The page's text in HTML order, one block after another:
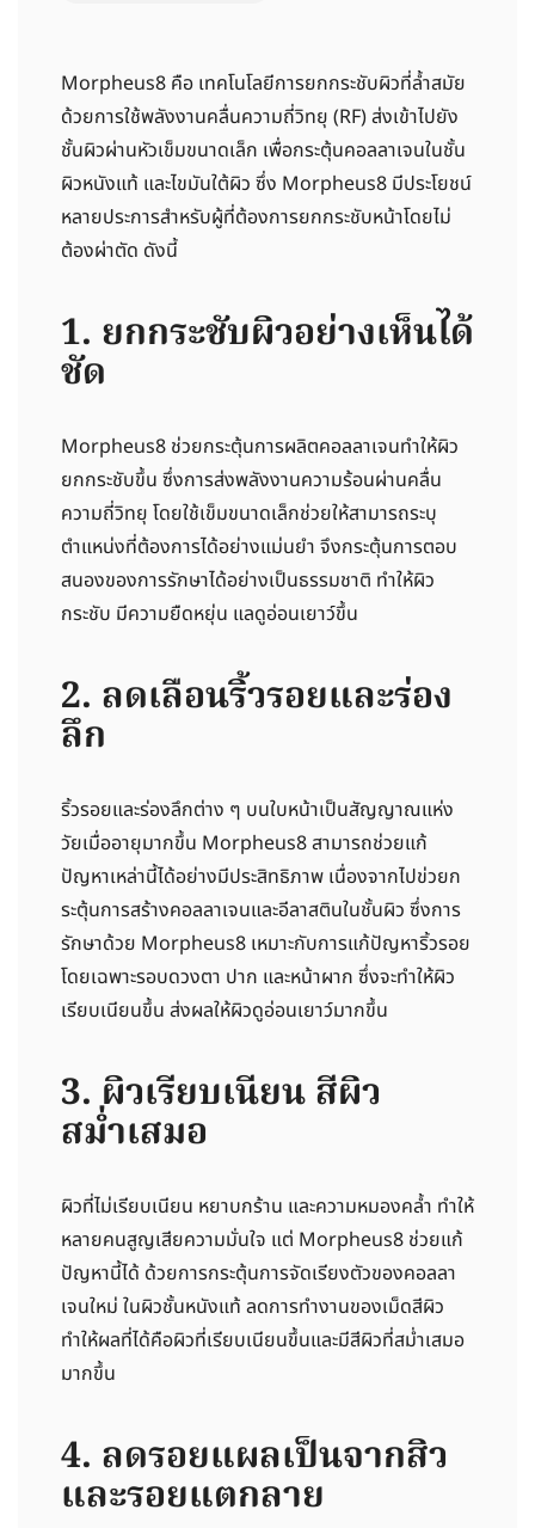
Morpheus8 คือ เทคโนโลยีการยกกระชับผิวที่ล้ำสมัย
ด้วยการใช้พลังงานคลื่นความถี่วิทยุ (RF) ส่งเข้าไปยัง
ชั้นผิวผ่านหัวเข็มขนาดเล็ก เพื่อกระตุ้นคอลลาเจนในชั้น
ผิวหนังแท้ และไขมันใต้ผิว ซึ่ง Morpheus8 มีประโยชน์
หลายประการสำหรับผู้ที่ต้องการยกกระชับหน้าโดยไม่
ต้องผ่าตัด ดังนี้
1. ยกกระชับผิวอย่างเห็นได้
ชัด
Morpheus8 ช่วยกระตุ้นการผลิตคอลลาเจนทำให้ผิว
ยกกระชับขึ้น ซึ่งการส่งพลังงานความร้อนผ่านคลื่น
ความถี่วิทยุ โดยใช้เข็มขนาดเล็กช่วยให้สามารถระบุ
ตำแหน่งที่ต้องการได้อย่างแม่นยำ จึงกระตุ้นการตอบ
สนองของการรักษาได้อย่างเป็นธรรมชาติ ทำให้ผิว
กระชับ มีความยืดหยุ่น แลดูอ่อนเยาว์ขึ้น
2. ลดเลือนริ้วรอยและร่อง
ลึก
ริ้วรอยและร่องลึกต่าง ๆ บนใบหน้าเป็นสัญญาณแห่ง
วัยเมื่ออายุมากขึ้น Morpheus8 สามารถช่วยแก้
ปัญหาเหล่านี้ได้อย่างมีประสิทธิภาพ เนื่องจากไปข่วยก
ระตุ้นการสร้างคอลลาเจนและอีลาสตินในชั้นผิว ซึ่งการ
รักษาด้วย Morpheus8 เหมาะกับการแก้ปัญหาริ้วรอย
โดยเฉพาะรอบดวงตา ปาก และหน้าผาก ซึ่งจะทำให้ผิว
เรียบเนียนขึ้น ส่งผลให้ผิวดูอ่อนเยาว์มากขึ้น
3. ผิวเรียบเนียน สีผิว
สม่ำเสมอ
ผิวที่ไม่เรียบเนียน หยาบกร้าน และความหมองคล้ำ ทำให้
หลายคนสูญเสียความมั่นใจ แต่ Morpheus8 ช่วยแก้
ปัญหานี้ได้ ด้วยการกระตุ้นการจัดเรียงตัวของคอลลา
เจนใหม่ ในผิวชั้นหนังแท้ ลดการทำงานของเม็ดสีผิว
ทำให้ผลที่ได้คือผิวที่เรียบเนียนขึ้นและมีสีผิวที่สม่ำเสมอ
มากขึ้น
4. ลดรอยแผลเป็นจากสิว
และรอยแตกลาย